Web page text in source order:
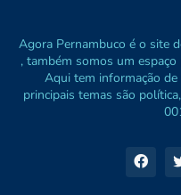
Agora Pernambuco é o site
, também somos um
Aqui tem informação de
principais temas são